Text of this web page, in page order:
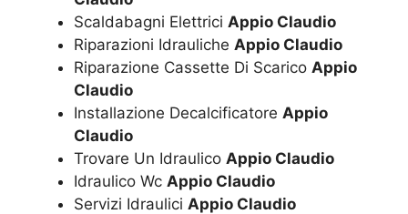
Scaldabagni Elettrici Appio Claudio
Riparazioni Idrauliche Appio Claudio
Riparazione Cassette Di Scarico Appio
Claudio
Installazione Decalcificatore Appio
Claudio
Trovare Un Idraulico Appio Claudio
Idraulico Wc Appio Claudio
Servizi Idraulici Appio Claudio